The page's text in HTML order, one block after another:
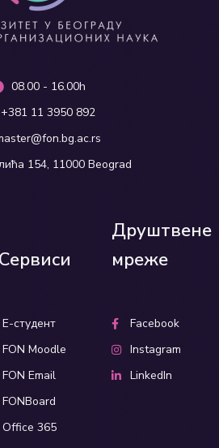
08.00 - 16.00h
+381 11 3950 892
154, 11000 Beograd
Сервиси
Е-студент
FON Moodle
FON Email
FONBoard
Office 365
Друштвене
мреже
Facebook
Instagram
LinkedIn